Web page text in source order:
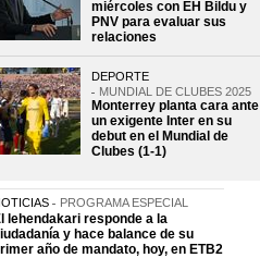
miércoles con EH Bildu y
PNV para evaluar sus
relaciones
DEPORTE
MUNDIAL DE CLUBES 2025
Monterrey planta cara ante
un exigente Inter en su
debut en el Mundial de
Clubes (1-1)
PROGRAMA ESPECIAL
lehendakari responde a la
y hace balance de su
año de mandato, hoy, en ETB2